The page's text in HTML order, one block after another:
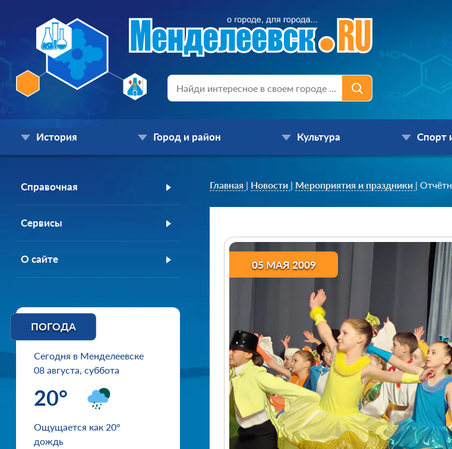
История Город и район Культура Спорт
Справочная
Сервисы
О сайте
ПОГОДА
Сегодня в Менделеевске
08 августа, суббота
20°
Ощущается как 20°
дождь
Главная | Новости | Мероприятия и праздники |
05 МАЯ 2009